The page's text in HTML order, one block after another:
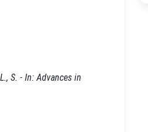
S. - In: Advances in